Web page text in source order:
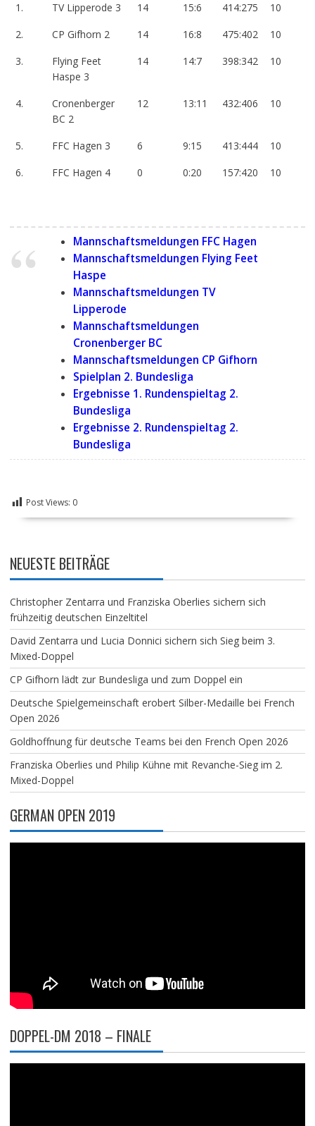
1.
TV Lipperode 3 14 15:6 414:275
10
2.
CP Gifhorn 2 14 16:8 475:402
10
3.
Flying Feet
Haspe 3
14 14:7 398:342 10
4.
Cronenberger
BC 2
12 13:11 432:406 10
5. FFC Hagen 3 6 9:15 413:444
10
6.
FFC Hagen 4 0 0:20 157:420 10
Mannschaftsmeldungen FFC Hagen
Mannschaftsmeldungen Flying Feet
Haspe
Mannschaftsmeldungen TV
Lipperode
Mannschaftsmeldungen
Cronenberger BC
Mannschaftsmeldungen CP Gifhorn
Spielplan 2. Bundesliga
Ergebnisse 1. Rundenspieltag 2.
Bundesliga
Ergebnisse 2. Rundenspieltag 2.
Bundesliga
Post Views: 0
NEUESTE BEITRÄGE
Christopher Zentarra und Franziska Oberlies sichern sich
frühzeitig deutschen Einzeltitel
David Zentarra und Lucia Donnici sichern sich Sieg beim 3.
Mixed-Doppel
CP Gifhorn lädt zur Bundesliga und zum Doppel ein
Deutsche Spielgemeinschaft erobert Silber-Medaille bei French
Open 2026
Goldhoffnung für deutsche Teams bei den French Open 2026
Franziska Oberlies und Philip Kühne mit Revanche-Sieg im 2.
Mixed-Doppel
GERMAN OPEN 2019
DOPPEL-DM 2018 – FINALE